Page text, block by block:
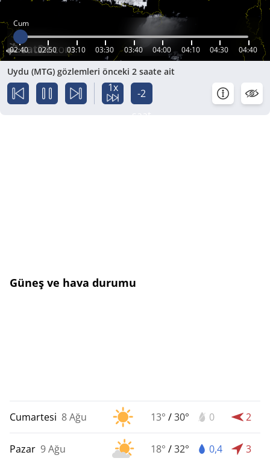
Cum
02:40 02:50 03:10 03:30 03:40 04:00 04:10 04:30 04:40
Uydu (MTG) gözlemleri önceki 2 saate ait
1x
-2
Güneş ve hava durumu
Cumartesi 8 Ağu 13° /30° 0 2
Pazar 9 Ağu 18° /32° 0,4 3